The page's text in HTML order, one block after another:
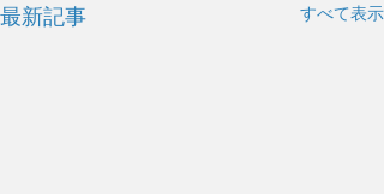
最新記事 すべて表示